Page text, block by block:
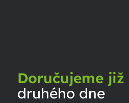
Doručujeme již
druhého dne